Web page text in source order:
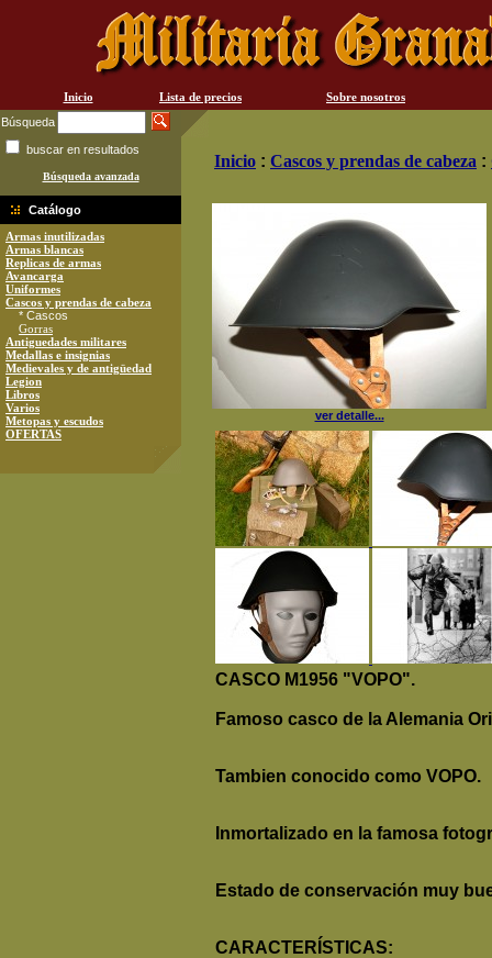
Inicio Lista de precios
Sobre nosotros
Búsqueda
buscar en resultados
Búsqueda avanzada
Catálogo
Armas inutilizadas
Armas blancas
Replicas de armas
Avancarga
Uniformes
Cascos y prendas de cabeza
* Cascos
Gorras
Antiguedades militares
Medallas e insignias
Medievales y de antigüedad
Legion
Libros
Varios
Metopas y escudos
OFERTAS
Inicio : Cascos y prendas de cabeza :
ver detalle...
CASCO M1956 "VOPO".
Famoso casco de la Alemania
Tambien conocido como VOPO.
Inmortalizado en la famosa
Estado de conservación muy
CARACTERÍSTICAS: